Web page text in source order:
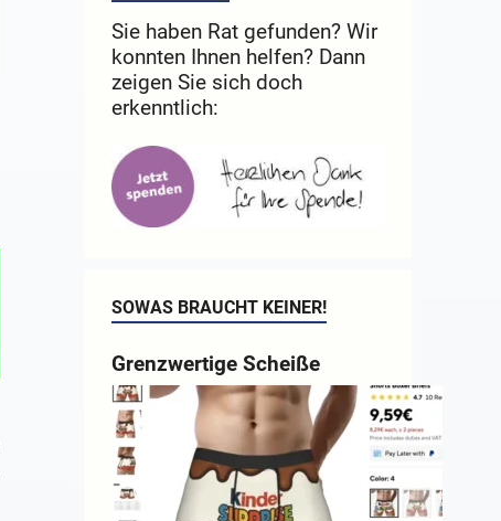
Sie haben Rat gefunden? Wir
konnten Ihnen helfen? Dann
zeigen Sie sich doch
erkenntlich:
SOWAS BRAUCHT KEINER!
Grenzwertige Scheiße